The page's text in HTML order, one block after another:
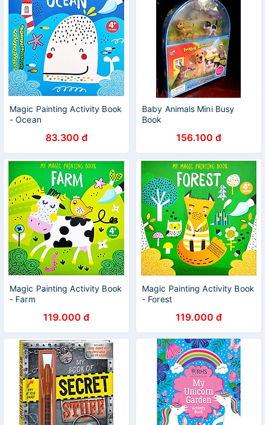
Magic Painting Activity Book
- Ocean
83.300 đ
Baby Animals Mini Busy
Book
156.100 đ
Magic Painting Activity Book
- Farm
119.000 đ
Magic Painting Activity Book
- Forest
119.000 đ